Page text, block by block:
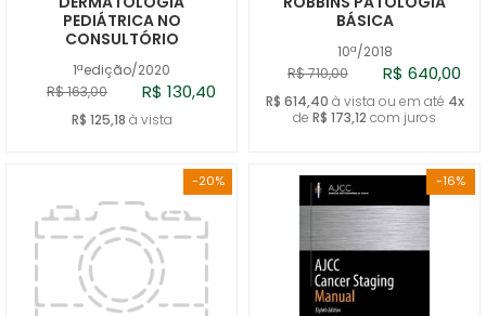
1ªedição/2020
PEDIÁTRICA NO
CONSULTÓRIO
R$ 163,00 R$ 130,40
R$ 125,18 à vista
10ª/2018
BÁSICA
R$ 710,00 R$ 640,00
R$ 614,40 à vista ou em até 4x
de R$ 173,12 com juros
-20% -16%